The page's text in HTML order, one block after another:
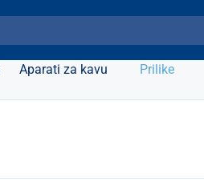
Aparati za kavu Prilike